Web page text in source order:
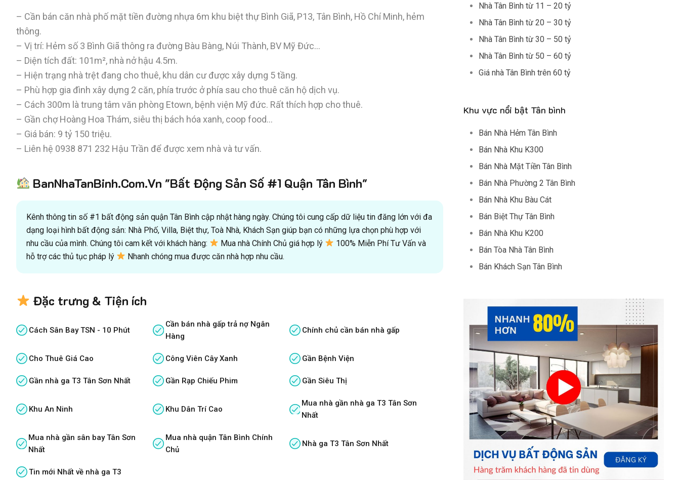
– Cần bán căn nhà phố mặt tiền đường nhựa 6m khu biệt thự Bình Giã, P13, Tân Bình, Hồ Chí Minh, hẻm
thông.
– Vị trí: Hẻm số 3 Bình Giã thông ra đường Bàu Bàng, Núi Thành, BV Mỹ Đức…
– Diện tích đất: 101m², nhà nở hậu 4.5m.
– Hiện trạng nhà trệt đang cho thuê, khu dân cư được xây dựng 5 tầng.
– Phù hợp gia đình xây dựng 2 căn, phía trước ở phía sau cho thuê căn hộ dịch vụ.
– Cách 300m là trung tâm văn phòng Etown, bệnh viện Mỹ đức. Rất thích hợp cho thuê.
– Gần chợ Hoàng Hoa Thám, siêu thị bách hóa xanh, coop food…
– Giá bán: 9 tỷ 150 triệu.
– Liên hệ 0938 871 232 Hậu Trần để được xem nhà và tư vấn.
BanNhaTanBinh.Com.Vn "Bất Động Sản Số #1 Quận Tân Bình"
Kênh thông tin số #1 bất động sản quận Tân Bình cập nhật hàng ngày. Chúng tôi cung cấp dữ liệu tin đăng lớn với đa
dạng loại hình bất động sản: Nhà Phố, Villa, Biệt thự, Toà Nhà, Khách Sạn giúp bạn có những lựa chọn phù hợp với
nhu cầu của mình. Chúng tôi cam kết với khách hàng:
Mua nhà Chính Chủ giá hợp lý
100% Miễn Phí Tư Vấn và
hỗ trợ các thủ tục pháp lý
Nhanh chóng mua được căn nhà hợp nhu cầu.
Đặc trưng & Tiện ích
Cách Sân Bay TSN - 10 Phút
Cần bán nhà gấp trả nợ Ngân
Hàng
Chính chủ cần bán nhà gấp
Cho Thuê Giá Cao Công Viên Cây Xanh Gần Bệnh Viện
Gần nhà ga T3 Tân Sơn Nhất Gần Rạp Chiếu Phim Gần Siêu Thị
Khu An Ninh Khu Dân Trí Cao
Mua nhà gần nhà ga T3 Tân Sơn
Nhất
Mua nhà gần sân bay Tân Sơn
Nhất
Mua nhà quận Tân Bình Chính
Chủ
Nhà ga T3 Tân Sơn Nhất
Tin mới Nhất về nhà ga T3
Nhà Tân Bình từ 11 – 20 tỷ
Nhà Tân Bình từ 20 – 30 tỷ
Nhà Tân Bình từ 30 – 50 tỷ
Nhà Tân Bình từ 50 – 60 tỷ
Giá nhà Tân Bình trên 60 tỷ
Khu vực nổi bật Tân bình
Bán Nhà Hẻm Tân Bình
Bán Nhà Khu K300
Bán Nhà Mặt Tiền Tân Bình
Bán Nhà Phường 2 Tân Bình
Bán Nhà Khu Bàu Cát
Bán Biệt Thự Tân Bình
Bán Nhà Khu K200
Bán Tòa Nhà Tân Bình
Bán Khách Sạn Tân Bình